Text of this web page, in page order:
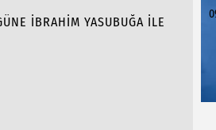
İBRAHİM YASUBUĞA İLE